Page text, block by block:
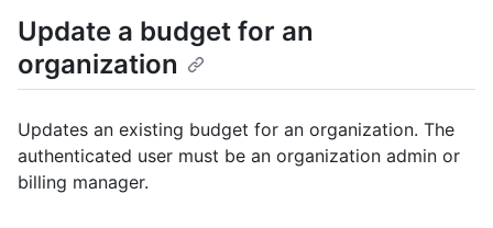
Update a budget for an
organization
Updates an existing budget for an organization. The
authenticated user must be an organization admin or
billing manager.